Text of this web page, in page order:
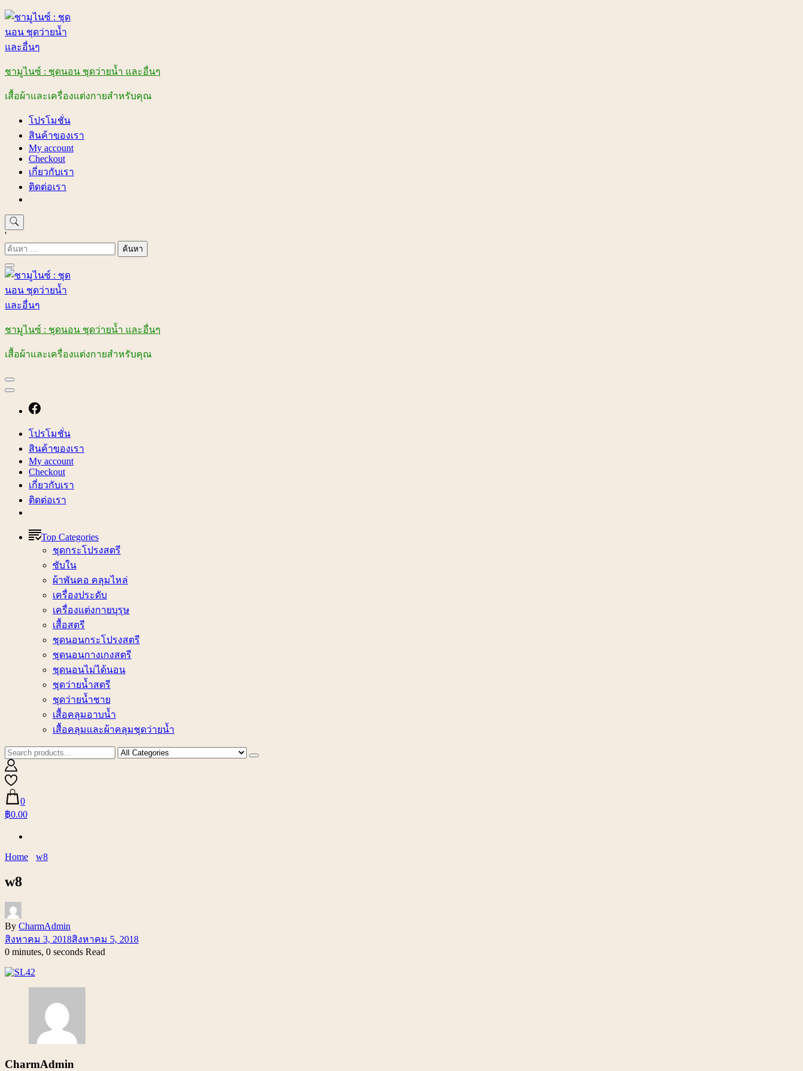
Skip
content
ชามูไนซ์ : ชุดนอน ชุดว่ายน้ำ และอื่นๆ
เสื้อผ้าและเครื่องแต่งกายสำหรับคุณ
โปรโมชั่น
สินค้าของเรา
My account
Checkout
เกี่ยวกับเรา
ติดต่อเรา
'
ค้นหา
สำหรับ:
ชามูไนซ์ : ชุดนอน ชุดว่ายน้ำ และอื่นๆ
เสื้อผ้าและเครื่องแต่งกายสำหรับคุณ
โปรโมชั่น
สินค้าของเรา
My account
Checkout
เกี่ยวกับเรา
ติดต่อเรา
Top Categories
ชุดกระโปรงสตรี
ซับใน
ผ้าพันคอ คลุมไหล่
เครื่องประดับ
เครื่องแต่งกายบุรุษ
เสื้อสตรี
ชุดนอนกระโปรงสตรี
ชุดนอนกางเกงสตรี
ชุดนอนไม่ได้นอน
ชุดว่ายน้ำสตรี
ชุดว่ายน้ำชาย
เสื้อคลุมอาบน้ำ
เสื้อคลุมและผ้าคลุมชุดว่ายน้ำ
0
฿0.00
Home w8
w8
By CharmAdmin
สิงหาคม 3, 2018สิงหาคม 5, 2018
0 minutes, 0 seconds Read
CharmAdmin